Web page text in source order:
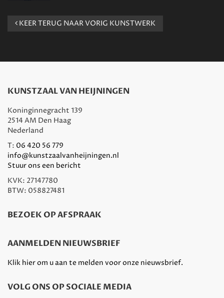
KEER TERUG NAAR VORIG KUNSTWERK
KUNSTZAAL VAN HEIJNINGEN
Koninginnegracht 139
2514 AM Den Haag
Nederland
T: 06 420 56 779
info@kunstzaalvanheijningen.nl
Stuur ons een bericht
KVK: 27147780
BTW: 058827481
BEZOEK OP AFSPRAAK
AANMELDEN NIEUWSBRIEF
Klik hier om u aan te melden voor onze nieuwsbrief.
VOLG ONS OP SOCIALE MEDIA